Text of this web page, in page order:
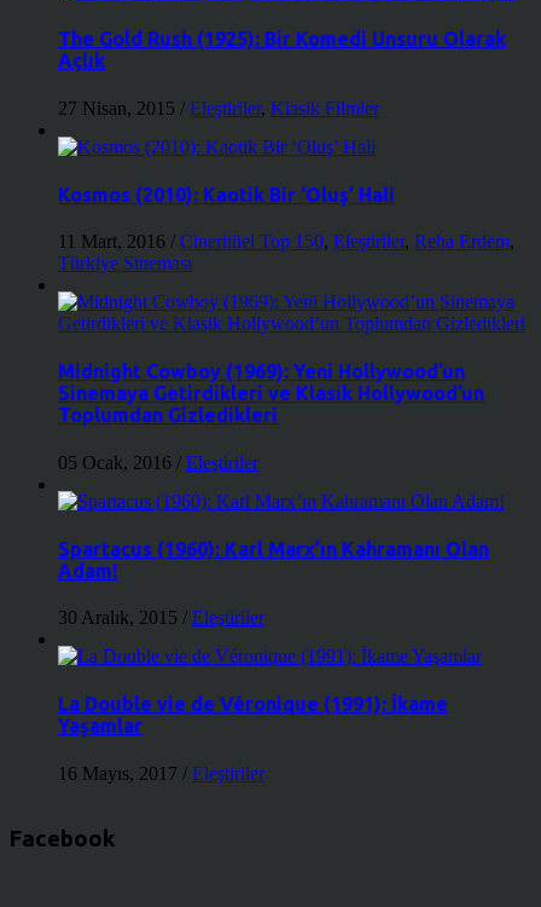
The Gold Rush (1925): Bir Komedi Unsuru Olarak
Açlık
27 Nisan, 2015 / Eleştiriler, Klasik Filmler
Kosmos (2010): Kaotik Bir ‘Oluş’ Hali
11 Mart, 2016 / Cineritüel Top 150, Eleştiriler, Reha Erdem,
Türkiye Sineması
Midnight Cowboy (1969): Yeni Hollywood’un
Sinemaya Getirdikleri ve Klasik Hollywood’un
Toplumdan Gizledikleri
05 Ocak, 2016 / Eleştiriler
Spartacus (1960): Karl Marx’ın Kahramanı Olan
Adam!
30 Aralık, 2015 / Eleştiriler
La Double vie de Véronique (1991): İkame
Yaşamlar
16 Mayıs, 2017 / Eleştiriler
Facebook